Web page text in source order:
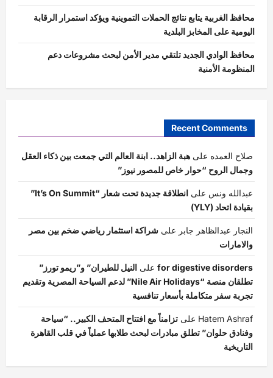
محافظ الغربية يتابع نتائج الحملات التموينية ويؤكد استمرار الرقابة
اليومية على المخابز البلدية
محافظ الوادي الجديد تلتقي مدير الأمن لبحث مشروعات دعم
المنظومة الأمنية
Recent Comments
صلاح العمده على هبة الزاهد.. ابنة العالم التي جمعت بين ذكاء العقل
وجمال الروح “حوار خاص للمصور نيوز”
عبدالله ونس على
انطلاقة جديدة تحت شعار “It’s On Summit”
بقيادة اتحاد (YLY)
النجار عبدالظاهر جابر على شراكة استثمار رياضي ضخم بين مصر
والامارات
for digestive disorders على النيل للطيران” و”ريمو تورز”
تطلقان منصة “Nile Air Holidays” لدعم السياحة المصرية وتقديم
تجربة سفر متكاملة بأسعار تنافسية
Hatem Ashraf على تزامناً مع افتتاح المتحف الكبير.. “سياحة
وفنادق حلوان” تطلق مبادرات لبحث طلابها عملياً في قلب القاهرة
التاريخية